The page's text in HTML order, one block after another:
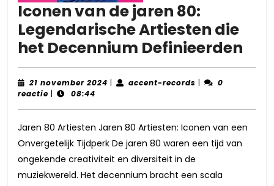
Iconen van de jaren 80:
Legendarische Artiesten die
het Decennium Definieerden
van
80:
21 november 2024 21| accent-records accent-
|
0
reactie | 08:44
Jaren 80 Artiesten Jaren 80 Artiesten: Iconen van een
Onvergetelijk Tijdperk De jaren 80 waren een tijd van
ongekende creativiteit en diversiteit in de
muziekwereld. Het decennium bracht een scala